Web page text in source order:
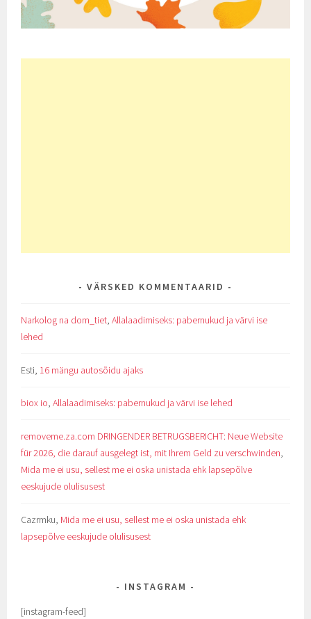
VÄRSKED KOMMENTAARID
Narkolog na dom_tiet ,Allalaadimiseks: pabernukud ja värvi ise
lehed
Esti 16 mängu autosõidu ajaks
biox io,Allalaadimiseks: pabernukud ja värvi ise lehed
removeme.za.com DRINGENDER BETRUGSBERICHT: Neue Website
für 2026, die darauf ausgelegt ist, mit Ihrem Geld zu verschwinden,
Mida me ei usu, sellest me ei oska unistada ehk lapsepõlve
eeskujude olulisusest
Cazrmku, Mida me ei usu, sellest me ei oska unistada ehk
lapsepõlve eeskujude olulisusest
INSTAGRAM
[instagram-feed]